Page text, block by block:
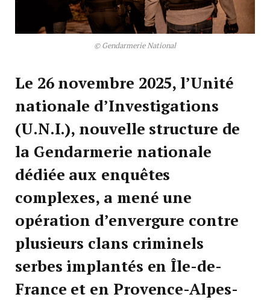
© Gendarmerie National
Le 26 novembre 2025, l’Unité
nationale d’Investigations
(U.N.I.), nouvelle structure de
la Gendarmerie nationale
dédiée aux enquêtes
complexes, a mené une
opération d’envergure contre
plusieurs clans criminels
serbes implantés en Île-de-
France et en Provence-Alpes-